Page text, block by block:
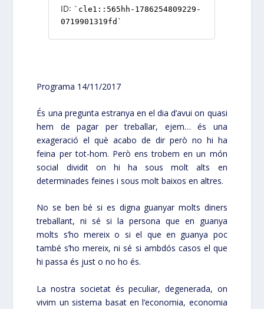
Programa 14/11/2017
És una pregunta estranya en el dia d’avui on quasi
hem de pagar per treballar, ejem… és una
exageració el què acabo de dir però no hi ha
feina per tot-hom. Però ens trobem en un món
social dividit on hi ha sous molt alts en
determinades feines i sous molt baixos en altres.
No se ben bé si es digna guanyar molts diners
treballant, ni sé si la persona que en guanya
molts s’ho mereix o si el que en guanya poc
també s’ho mereix, ni sé si ambdós casos el que
hi passa és just o no ho és.
La nostra societat és peculiar, degenerada, on
vivim un sistema basat en l’economia, economia